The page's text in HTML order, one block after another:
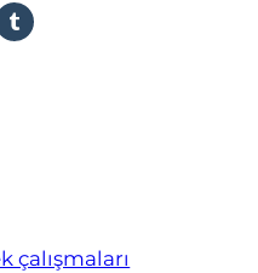
çalışmaları